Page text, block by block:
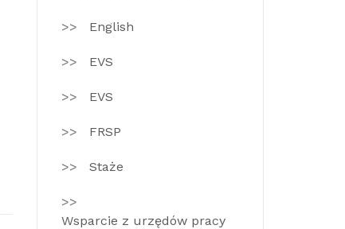
English
EVS
EVS
FRSP
Staże
Wsparcie z urzędów pracy